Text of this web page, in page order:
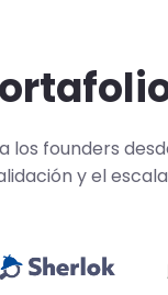
los founders
y el